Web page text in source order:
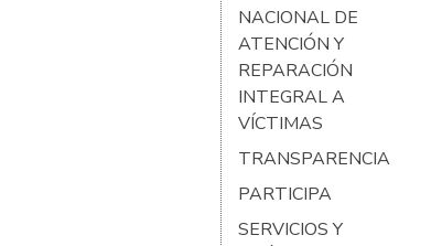
NACIONAL DE
ATENCIÓN Y
REPARACIÓN
INTEGRAL A
VÍCTIMAS
TRANSPARENCIA
PARTICIPA
SERVICIOS Y